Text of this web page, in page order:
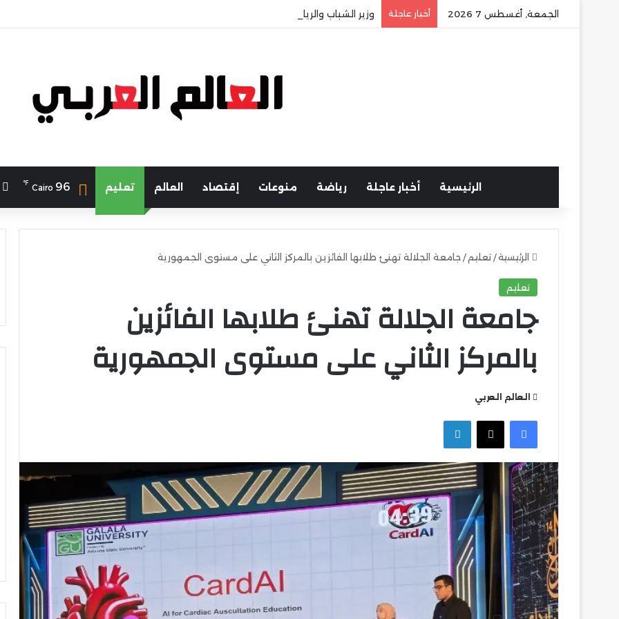
الجمعة, أغسطس 7 2026 أخبار عاجلة وزير الشباب والرياضة يهنئ منتخب مصر للشطرنج
الرئيسية أخبار عاجلة رياضة منوعات إقتصاد العالم تعليم Cairo 96
℉
الرئيسية/ تعليم / جامعة الجلالة تهنئ طلابها الفائزين بالمركز الثاني على مستوى الجمهورية
تعليم
جامعة الجلالة تهنئ طلابها الفائزين
بالمركز الثاني على مستوى الجمهورية
العالم العربي
فيسبوك
‫X لينكدإن